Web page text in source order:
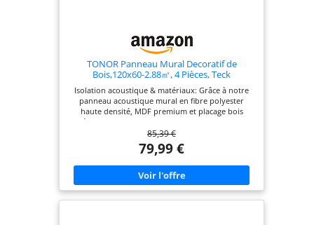
nos panneaux au design contemporain. Que vous
choisissiez chêne, chêne foncé ou ébène, chaque
panneau apporte une touche sophistiquée à votre
déco murale. Idéal pour ceux qui cherchent à
améliorer leur decoration interieur tout en
bénéficiant d'une isolation acoustique.
TONOR Panneau Mural Decoratif de
Bois,120x60-2.88㎡, 4 Pièces, Teck
Isolation acoustique & matériaux: Grâce à notre
panneau acoustique mural en fibre polyester
haute densité, MDF premium et placage bois
véritable, profitez d’une absorption phonique
exceptionnelle. Idéal pour salon ou home cinéma,
il réduit la réverbération et garantit un son pur,
tout en habillant vos murs avec élégance Montage
facile : l’installation est rapide et pratique. Les
panneaux en bois se découpent facilement à la
dimension souhaitée et se fixent avec de la colle
ou des vis. Le kit comprend les panneaux muraux
85,39 €
79,99 €